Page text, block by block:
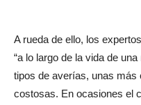
A rueda de ello, los
“a lo largo de la vida de
tipos de averías, unas
costosas. En ocasiones el